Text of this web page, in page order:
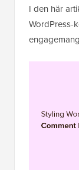
I den här
WordPress-